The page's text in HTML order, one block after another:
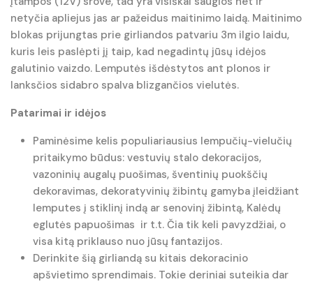
netyčia apliejus jas ar pažeidus maitinimo laidą. Maitinimo
blokas prijungtas prie girliandos patvariu 3m ilgio laidu,
kuris leis paslėpti jį taip, kad negadintų jūsų idėjos
galutinio vaizdo. Lemputės išdėstytos ant plonos ir
lanksčios sidabro spalva blizgančios vielutės.
Patarimai ir idėjos
Paminėsime kelis populiariausius lempučių-vielučių
pritaikymo būdus: vestuvių stalo dekoracijos,
vazoninių augalų puošimas, šventinių puokščių
dekoravimas, dekoratyvinių žibintų gamyba įleidžiant
lemputes į stiklinį indą ar senovinį žibintą, Kalėdų
eglutės papuošimas ir t.t. Čia tik keli pavyzdžiai, o
visa kitą priklauso nuo jūsų fantazijos.
Derinkite šią girliandą su kitais dekoracinio
apšvietimo sprendimais. Tokie deriniai suteikia dar